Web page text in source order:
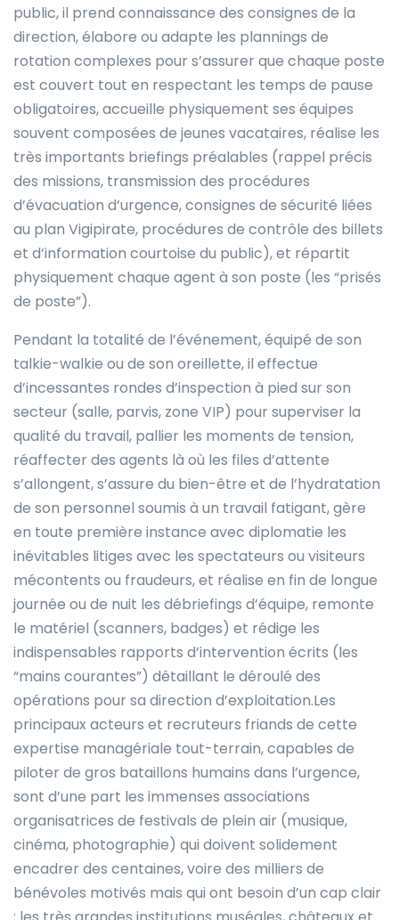
public, il prend connaissance des consignes de la
direction, élabore ou adapte les plannings de
rotation complexes pour s’assurer que chaque poste
est couvert tout en respectant les temps de pause
obligatoires, accueille physiquement ses équipes
souvent composées de jeunes vacataires, réalise les
très importants briefings préalables (rappel précis
des missions, transmission des procédures
d’évacuation d’urgence, consignes de sécurité liées
au plan Vigipirate, procédures de contrôle des billets
et d’information courtoise du public), et répartit
physiquement chaque agent à son poste (les “prisés
de poste”).
Pendant la totalité de l’événement, équipé de son
talkie-walkie ou de son oreillette, il effectue
d’incessantes rondes d’inspection à pied sur son
secteur (salle, parvis, zone VIP) pour superviser la
qualité du travail, pallier les moments de tension,
réaffecter des agents là où les files d’attente
s’allongent, s’assure du bien-être et de l’hydratation
de son personnel soumis à un travail fatigant, gère
en toute première instance avec diplomatie les
inévitables litiges avec les spectateurs ou visiteurs
mécontents ou fraudeurs, et réalise en fin de longue
journée ou de nuit les débriefings d’équipe, remonte
le matériel (scanners, badges) et rédige les
indispensables rapports d’intervention écrits (les
“mains courantes”) détaillant le déroulé des
opérations pour sa direction d’exploitation.Les
principaux acteurs et recruteurs friands de cette
expertise managériale tout-terrain, capables de
piloter de gros bataillons humains dans l’urgence,
sont d’une part les immenses associations
organisatrices de festivals de plein air (musique,
cinéma, photographie) qui doivent solidement
encadrer des centaines, voire des milliers de
bénévoles motivés mais qui ont besoin d’un cap clair